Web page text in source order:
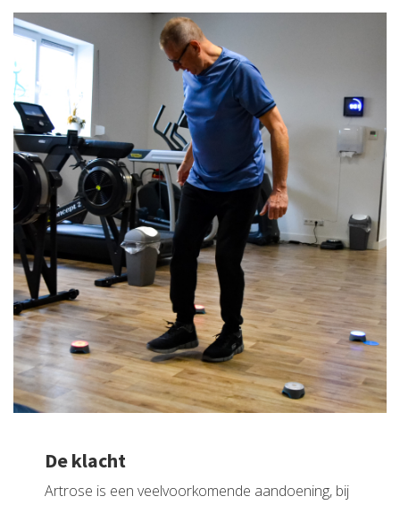
De klacht
Artrose is een veelvoorkomende aandoening, bij